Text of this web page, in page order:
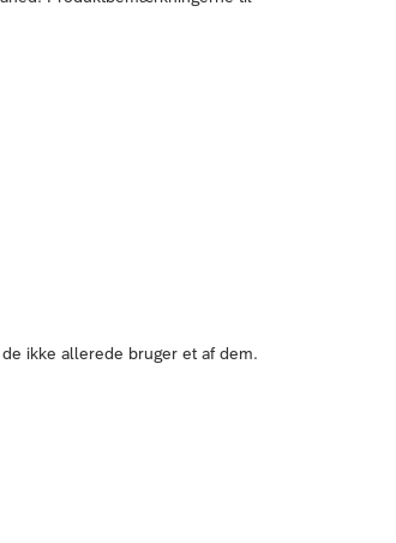
ikke allerede bruger et af dem.